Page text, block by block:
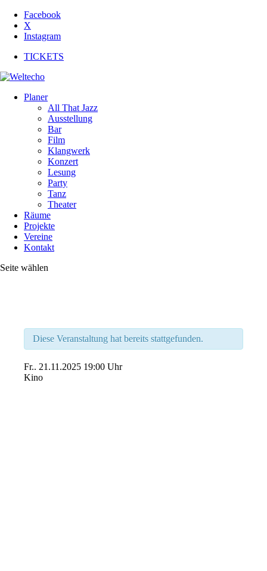
Facebook
X
Instagram
TICKETS
Planer
All That Jazz
Ausstellung
Bar
Film
Klangwerk
Konzert
Lesung
Party
Tanz
Theater
Räume
Projekte
Vereine
Kontakt
Seite wählen
Diese Veranstaltung hat bereits stattgefunden.
Fr.. 21.11.2025 19:00 Uhr
Kino